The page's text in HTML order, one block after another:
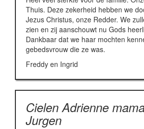
Thuis. Deze zekerheid hebben we
Jezus Christus, onze Redder. We
zien en zij aanschouwt nu Gods
Dankbaar dat we haar mochten
gebedsvrouw die ze was.
Freddy en Ingrid
Cielen Adrienne
Jurgen